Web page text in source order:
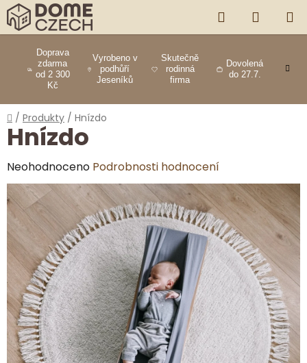
Přejít
na
obsah
Doprava
zdarma
od 2 300
Kč
Vyrobeno v
podhůří
Jeseníků
Skutečně
rodinná
firma
Dovolená
do 27.7.
HLEDAT
KOŠÍK
Domů
/ Produkty / Hnízdo
Hnízdo
Průměrné
hodnocení
produktu
je
0,0
z
hvězdiček.
Neohodnoceno Podrobnosti hodnocení